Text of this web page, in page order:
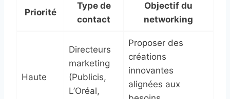
Priorité
Type de
contact
Objectif du
networking
Haute
Directeurs
marketing
(Publicis,
L’Oréal,
Proposer des
créations
innovantes
alignées aux